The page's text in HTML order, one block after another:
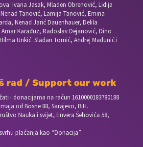
Ivana Jasak, Mladen Obrenović, Lidija
Tanović, Lamija Tanović, Emina
Nenad Jarić Dauenhauer, Delila
Karađuz, Radoslav Dejanović, Dino
Unkić. Slađan Tomić, Andrej Madunić i
rad / Support our work
i donacijama na račun 1610000183780188
od Bosne 88, Sarajevo, BiH.
Nauka i svijet, Envera Šehovića 58,
plaćanja kao “Donacija”.